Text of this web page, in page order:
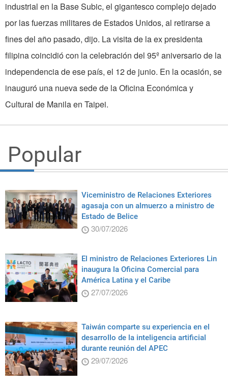
in­dustrial en la Base Subic, el gigantesco complejo dejado
por las fuerzas militares de Estados Unidos, al retirarse a
fines del año pasado, dijo. La visita de la ex presidenta
filipina coincidió con la celebración del 95º aniversario de la
inde­pendencia de ese país, el 12 de junio. En la ocasión, se
inauguró una nueva sede de la Oficina Económica y
Cultural de Manila en Taipei.
Popular
Viceministro de Relaciones Exteriores
agasaja con un almuerzo a ministro de
Estado de Belice
30/07/2026
El ministro de Relaciones Exteriores Lin
inaugura la Oficina Comercial para
América Latina y el Caribe
27/07/2026
Taiwán comparte su experiencia en el
desarrollo de la inteligencia artificial
durante reunión del APEC
29/07/2026